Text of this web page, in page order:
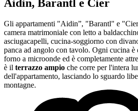
Aidin, Barantl e Cier
Gli appartamenti "Aidin”, "Barantl" e
camera matrimoniale con letto a
asciugacapelli, cucina-soggiorno con
panca ad angolo con tavolo. Ogni cucina
forno a microonde ed è completamente
è il terrazzo ampio che corre per l'intera
dell'appartamento, lasciando lo sguardo
montagne.